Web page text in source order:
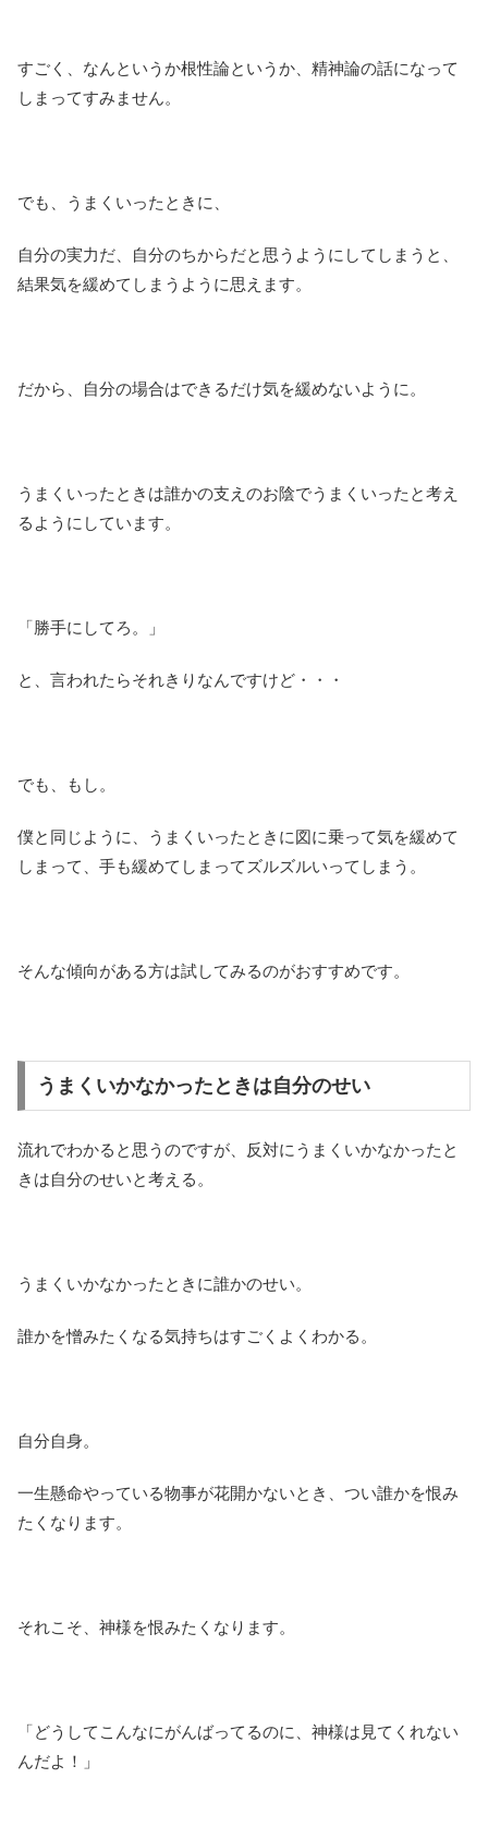
すごく、なんというか根性論というか、精神論の話になって
しまってすみません。
でも、うまくいったときに、
自分の実力だ、自分のちからだと思うようにしてしまうと、
結果気を緩めてしまうように思えます。
だから、自分の場合はできるだけ気を緩めないように。
うまくいったときは誰かの支えのお陰でうまくいったと考え
るようにしています。
「勝手にしてろ。」
と、言われたらそれきりなんですけど・・・
でも、もし。
僕と同じように、うまくいったときに図に乗って気を緩めて
しまって、手も緩めてしまってズルズルいってしまう。
そんな傾向がある方は試してみるのがおすすめです。
うまくいかなかったときは自分のせい
流れでわかると思うのですが、反対にうまくいかなかったと
きは自分のせいと考える。
うまくいかなかったときに誰かのせい。
誰かを憎みたくなる気持ちはすごくよくわかる。
自分自身。
一生懸命やっている物事が花開かないとき、つい誰かを恨み
たくなります。
それこそ、神様を恨みたくなります。
「どうしてこんなにがんばってるのに、神様は見てくれない
んだよ！」